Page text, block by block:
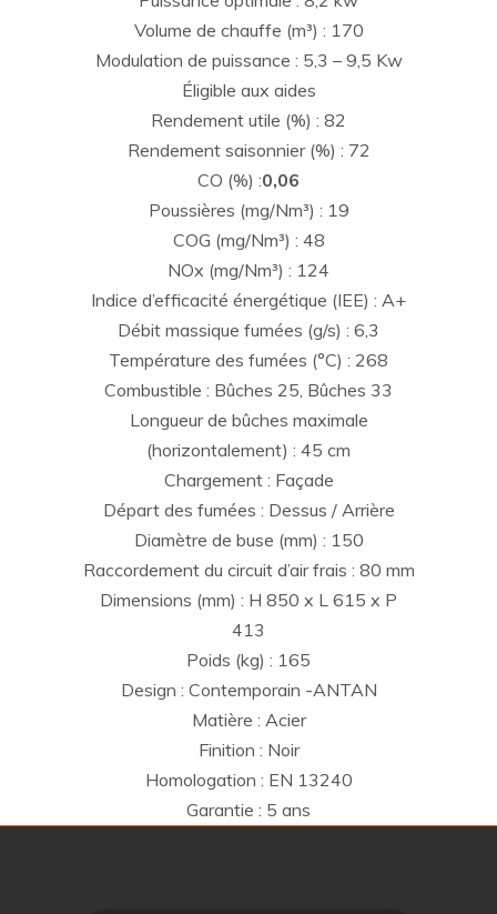
Volume de chauffe (m³) : 170
Modulation de puissance : 5,3 – 9,5 Kw
Éligible aux aides
Rendement utile (%) : 82
Rendement saisonnier (%) : 72
CO (%) :0,06
Poussières (mg/Nm³) : 19
COG (mg/Nm³) : 48
NOx (mg/Nm³) : 124
Indice d’efficacité énergétique (IEE) : A+
Débit massique fumées (g/s) : 6,3
Température des fumées (°C) : 268
Combustible : Bûches 25, Bûches 33
Longueur de bûches maximale
(horizontalement) : 45 cm
Chargement : Façade
Départ des fumées : Dessus / Arrière
Diamètre de buse (mm) : 150
Raccordement du circuit d’air frais : 80 mm
Dimensions (mm) : H 850 x L 615 x P
413
Poids (kg) : 165
Design : Contemporain -ANTAN
Matière : Acier
Finition : Noir
Homologation : EN 13240
Garantie : 5 ans